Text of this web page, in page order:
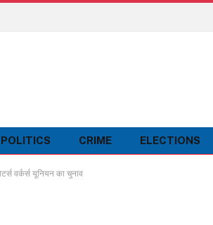
POLITICS CRIME ELECTIONS
वर्कर्स यूनियन का चुनाव